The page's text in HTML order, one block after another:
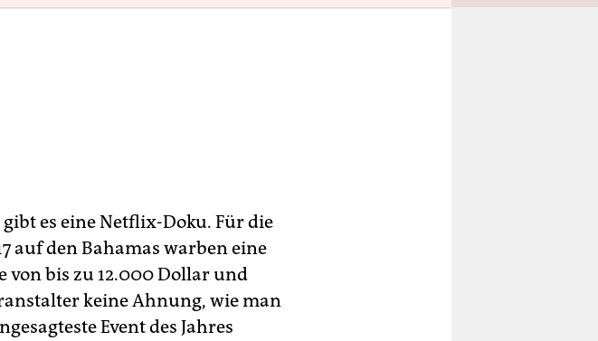
es eine Netflix-Doku. Für die
auf den Bahamas warben eine
von bis zu 12.000 Dollar und
keine Ahnung, wie man
Event des Jahres